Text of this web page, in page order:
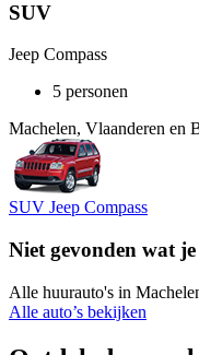
SUV
Jeep Compass
5 personen
Machelen, Vlaanderen en
SUV Jeep Compass
Niet gevonden wat
Alle huurauto's in
Alle auto’s bekijken